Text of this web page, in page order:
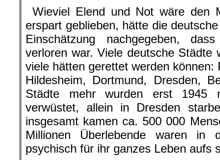
Wieviel Elend und Not wäre den
erspart geblieben, hätte die
Einschätzung nachgegeben,
verloren war. Viele deutsche Städte
viele hätten gerettet werden
Hildesheim, Dortmund, Dresden,
Städte mehr wurden erst 1945
verwüstet, allein in Dresden
insgesamt kamen ca. 500 000
Millionen Überlebende waren in
psychisch für ihr ganzes Leben